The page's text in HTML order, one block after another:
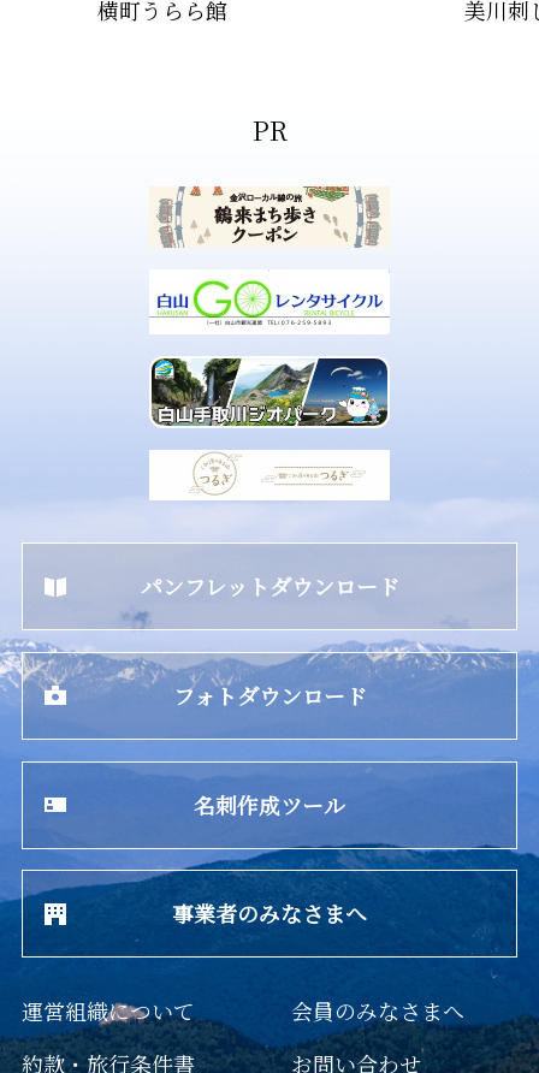
横町うらら館 美川刺
パンフレットダウンロード
フォトダウンロード
名刺作成ツール
事業者のみなさまへ
運営組織について
約款・旅行条件書
会員のみなさまへ
お問い合わせ